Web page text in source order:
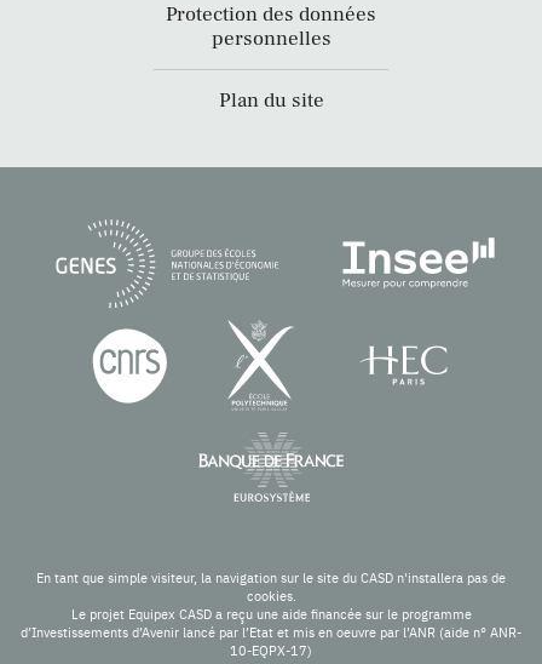
Protection des données
personnelles
Plan du site
En tant que simple visiteur, la navigation sur le site du CASD n'installera pas de
cookies.
Le projet Equipex CASD a reçu une aide financée sur le programme
d’Investissements d’Avenir lancé par l’Etat et mis en oeuvre par l’ANR (aide n° ANR-
10-EQPX-17)